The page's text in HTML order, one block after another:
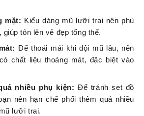
mặt: Kiểu dáng mũ lưỡi trai nên phù
tôn lên vẻ đẹp tổng thể.
Để thoải mái khi đội mũ lâu, nên
chất liệu thoáng mát, đặc biệt vào
nhiều phụ kiện: Để tránh set đồ
nên hạn chế phối thêm quá nhiều
lưỡi trai.